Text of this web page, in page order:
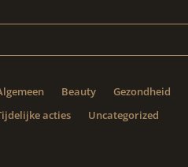
Beauty Gezondheid
acties
Uncategorized